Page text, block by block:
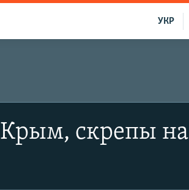
УКР
скрепы на